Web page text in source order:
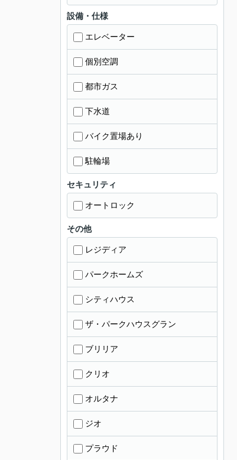
設備・仕様
エレベーター
個別空調
都市ガス
下水道
バイク置場あり
駐輪場
セキュリティ
オートロック
その他
レジディア
パークホームズ
シティハウス
ザ・パークハウスグラン
ブリリア
クリオ
オルタナ
ジオ
プラウド